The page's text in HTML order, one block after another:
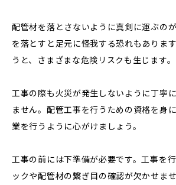
配管材を落とさないように真剣に運ぶの
を落とすと足元に怪我する恐れもありま
うと、さまざまな危険リスクも生じます。
工事の際も火災が発生しないように丁寧
ません。配管工事を行うための資格を身
業を行うように心がけましょう。
工事の前には下準備が必要です。工事を
ックや配管材の繋ぎ目の確認が欠かせま